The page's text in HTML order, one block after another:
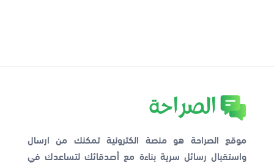
موقع الصراحة هو منصة الكترونية تمكنك من ارسال
واستقبال رسائل سرية بناءة مع أصدقائك لتساعدك في